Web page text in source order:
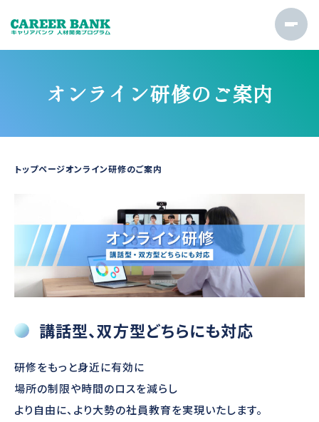
オンライン研修のご案内
トップページオンライン研修のご案内
講話型、双方型どちらにも対応
研修をもっと身近に有効に
場所の制限や時間のロスを減らし
より自由に、より大勢の社員教育を実現いたします。